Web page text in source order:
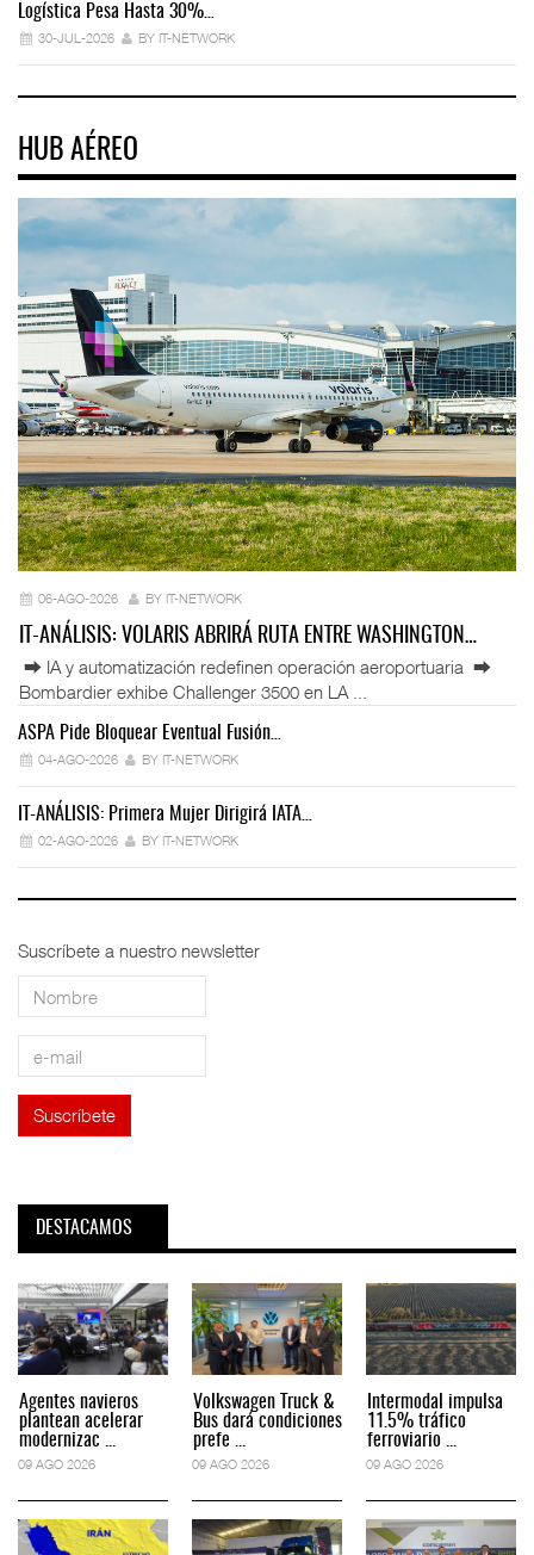
Logística Pesa Hasta 30%…
30-JUL-2026 BY IT-NETWORK
HUB AÉREO
06-AGO-2026 BY IT-NETWORK
IT-ANÁLISIS: VOLARIS ABRIRÁ RUTA ENTRE WASHINGTON…
⮕ IA y automatización redefinen operación aeroportuaria ⮕
Bombardier exhibe Challenger 3500 en LA ...
ASPA Pide Bloquear Eventual Fusión…
04-AGO-2026 BY IT-NETWORK
IT-ANÁLISIS: Primera Mujer Dirigirá IATA…
02-AGO-2026 BY IT-NETWORK
Suscríbete a nuestro newsletter
DESTACAMOS
Agentes navieros
plantean acelerar
modernizac ...
09 AGO 2026
Volkswagen Truck &
Bus dará condiciones
prefe ...
09 AGO 2026
Intermodal impulsa
11.5% tráfico
ferroviario ...
09 AGO 2026